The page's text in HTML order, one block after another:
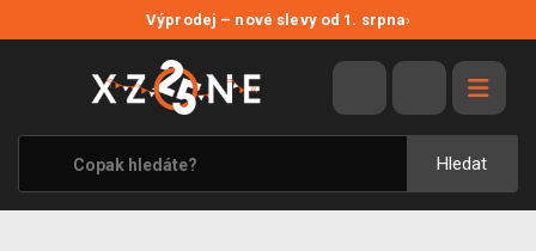
Výprodej – nové slevy od 1. srpna›
Hledat
VÝPRODEJ
VIDEOHRY
XZONE ORIGINALS
TÉMATIKY